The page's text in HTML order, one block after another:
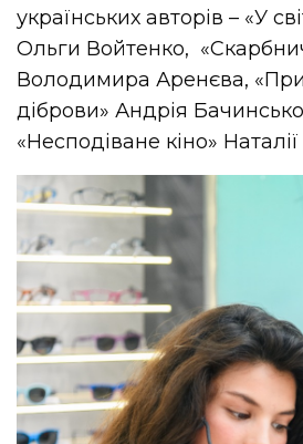
українських авторів – «У
Ольги Войтенко,
Володимира Аренєва,
діброви» Андрія
«Несподіване кіно» Наталії